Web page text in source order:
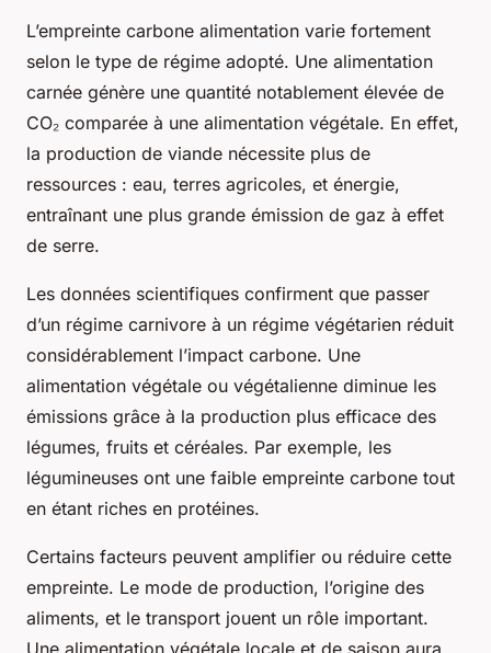
L’empreinte carbone alimentation varie fortement
selon le type de régime adopté. Une alimentation
carnée génère une quantité notablement élevée de
CO₂ comparée à une alimentation végétale. En effet,
la production de viande nécessite plus de
ressources : eau, terres agricoles, et énergie,
entraînant une plus grande émission de gaz à effet
de serre.
Les données scientifiques confirment que passer
d’un régime carnivore à un régime végétarien réduit
considérablement l’impact carbone. Une
alimentation végétale ou végétalienne diminue les
émissions grâce à la production plus efficace des
légumes, fruits et céréales. Par exemple, les
légumineuses ont une faible empreinte carbone tout
en étant riches en protéines.
Certains facteurs peuvent amplifier ou réduire cette
empreinte. Le mode de production, l’origine des
aliments, et le transport jouent un rôle important.
Une alimentation végétale locale et de saison aura